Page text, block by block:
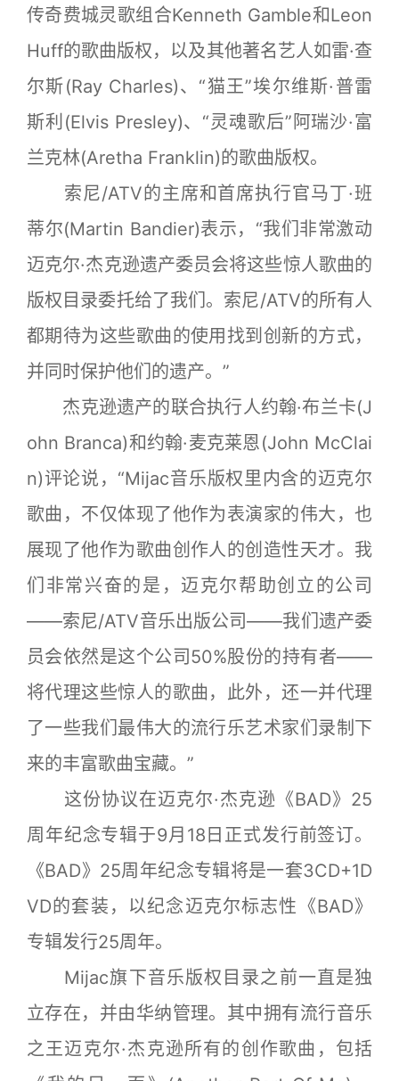
传奇费城灵歌组合Kenneth Gamble和Leon
Huff的歌曲版权，以及其他著名艺人如雷·查
尔斯(Ray Charles)、“猫王”埃尔维斯·普雷
斯利(Elvis Presley)、“灵魂歌后”阿瑞沙·富
兰克林(Aretha Franklin)的歌曲版权。
索尼/ATV的主席和首席执行官马丁·班
蒂尔(Martin Bandier)表示，“我们非常激动
迈克尔·杰克逊遗产委员会将这些惊人歌曲的
版权目录委托给了我们。索尼/ATV的所有人
都期待为这些歌曲的使用找到创新的方式，
并同时保护他们的遗产。”
杰克逊遗产的联合执行人约翰·布兰卡(J
ohn Branca)和约翰·麦克莱恩(John McClai
n)评论说，“Mijac音乐版权里内含的迈克尔
歌曲，不仅体现了他作为表演家的伟大，也
展现了他作为歌曲创作人的创造性天才。我
们非常兴奋的是，迈克尔帮助创立的公司
——索尼/ATV音乐出版公司——我们遗产委
员会依然是这个公司50%股份的持有者——
将代理这些惊人的歌曲，此外，还一并代理
了一些我们最伟大的流行乐艺术家们录制下
来的丰富歌曲宝藏。”
这份协议在迈克尔·杰克逊《BAD》25
周年纪念专辑于9月18日正式发行前签订。
《BAD》25周年纪念专辑将是一套3CD+1D
VD的套装，以纪念迈克尔标志性《BAD》
专辑发行25周年。
Mijac旗下音乐版权目录之前一直是独
立存在，并由华纳管理。其中拥有流行音乐
之王迈克尔·杰克逊所有的创作歌曲，包括